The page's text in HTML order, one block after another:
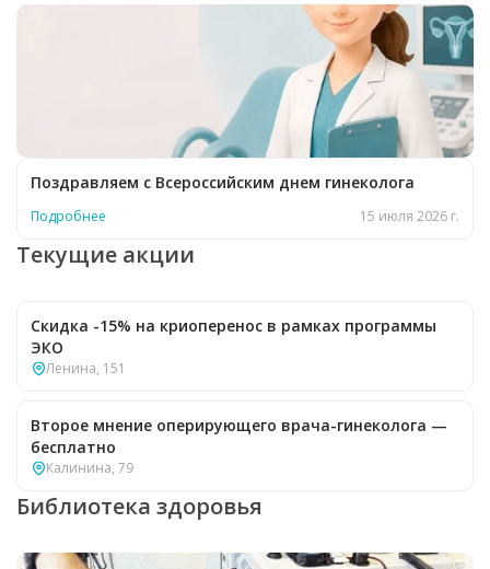
Поздравляем с Всероссийским днем гинеколога
Подробнее 15 июля 2026 г.
Текущие акции
Скидка -15% на криоперенос в рамках программы
ЭКО
Ленина, 151
Второе мнение оперирующего врача-гинеколога —
бесплатно
Калинина, 79
Библиотека здоровья